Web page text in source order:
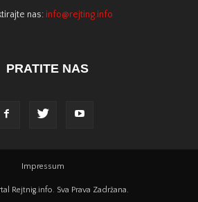
nas: info@rejting.info
PRATITE NAS
Impressum
Rejtnig.info. Sva Prava Zadržana.